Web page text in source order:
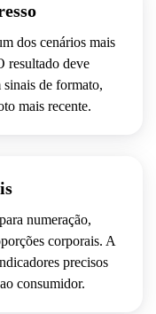
dos cenários mais
resultado deve
de formato,
mais recente.
numeração,
corporais. A
precisos
consumidor.